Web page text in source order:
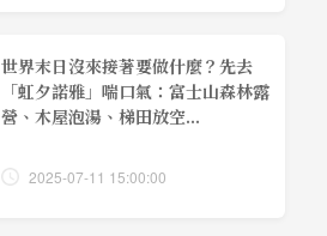
世界末日沒來接著要做什麼？先去
「虹夕諾雅」喘口氣：富士山森林露
營、木屋泡湯、梯田放空...
2025-07-11 15:00:00